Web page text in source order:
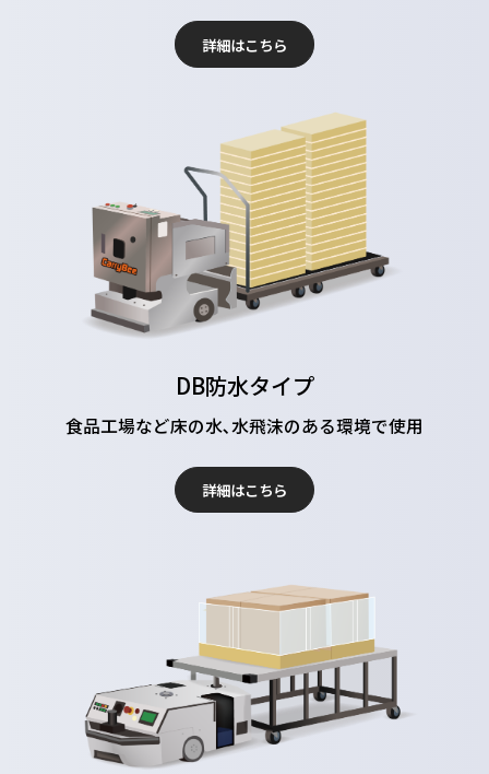
詳細はこちら
DB防水タイプ
食品工場など床の水､水飛沫のある環境で使用
詳細はこちら